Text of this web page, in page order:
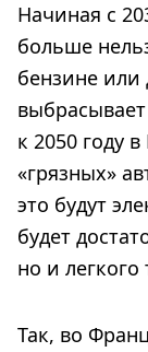
Начиная с
больше
бензине или
к 2050 году
«грязных»
это будут
будет
но и легкого
Так, во